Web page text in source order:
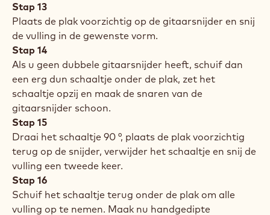
Stap 13
Plaats de plak voorzichtig op de gitaarsnijder en snij
de vulling in de gewenste vorm.
Stap 14
Als u geen dubbele gitaarsnijder heeft, schuif dan
een erg dun schaaltje onder de plak, zet het
schaaltje opzij en maak de snaren van de
gitaarsnijder schoon.
Stap 15
Draai het schaaltje 90 °, plaats de plak voorzichtig
terug op de snijder, verwijder het schaaltje en snij de
vulling een tweede keer.
Stap 16
Schuif het schaaltje terug onder de plak om alle
vulling op te nemen. Maak nu handgedipte